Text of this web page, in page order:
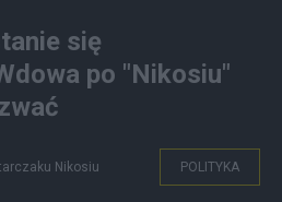
się
po "Nikosiu"
Nikosiu POLITYKA